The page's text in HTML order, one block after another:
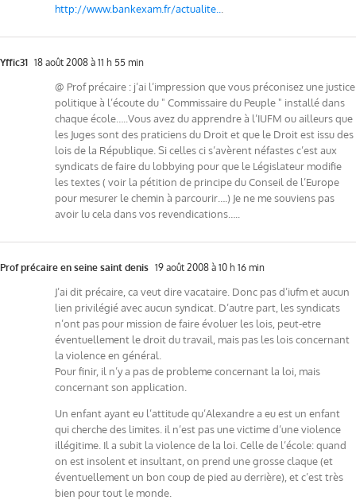
http://www.bankexam.fr/actualite..
Yffic31 18 août 2008 à 11 h 55 min
@ Prof précaire : j’ai l’impression que vous préconisez une justice
politique à l’écoute du " Commissaire du Peuple " installé dans
chaque école…..Vous avez du apprendre à l’IUFM ou ailleurs que
les Juges sont des praticiens du Droit et que le Droit est issu des
lois de la République. Si celles ci s’avèrent néfastes c’est aux
syndicats de faire du lobbying pour que le Législateur modifie
les textes ( voir la pétition de principe du Conseil de l’Europe
pour mesurer le chemin à parcourir….) Je ne me souviens pas
avoir lu cela dans vos revendications…..
Prof précaire en seine saint denis 19 août 2008 à 10 h 16 min
J’ai dit précaire, ca veut dire vacataire. Donc pas d’iufm et aucun
lien privilégié avec aucun syndicat. D’autre part, les syndicats
n’ont pas pour mission de faire évoluer les lois, peut-etre
éventuellement le droit du travail, mais pas les lois concernant
la violence en général.
Pour finir, il n’y a pas de probleme concernant la loi, mais
concernant son application.
Un enfant ayant eu l’attitude qu’Alexandre a eu est un enfant
qui cherche des limites. il n’est pas une victime d’une violence
illégitime. Il a subit la violence de la loi. Celle de l’école: quand
on est insolent et insultant, on prend une grosse claque (et
éventuellement un bon coup de pied au derrière), et c’est très
bien pour tout le monde.